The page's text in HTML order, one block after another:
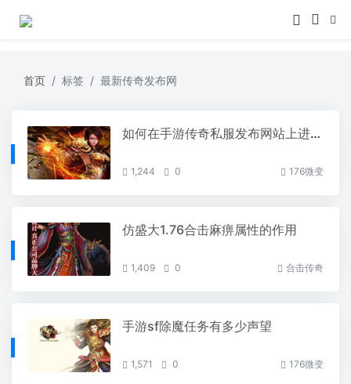
首页 标签 最新传奇发布网
如何在手游传奇私服发布网站上进行成功的团队战斗
1,244 0 176微变
仿盛大1.76合击麻痹属性的作用
1,409 0 合击传奇
手游sf除魔任务有多少声望
1,571 0 176微变